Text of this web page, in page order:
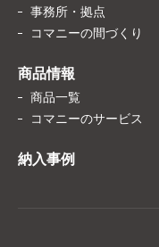
事務所・拠点
コマニーの間づくり
商品情報
商品一覧
コマニーのサービス
納入事例